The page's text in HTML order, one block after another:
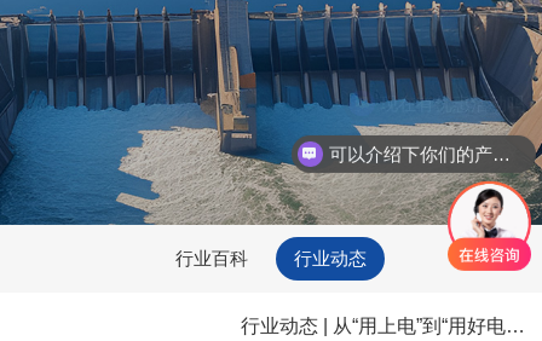
行业百科 行业动态
行业动态 | 从“用上电”到“用好电” 我国建成全球规模最大...
可以介绍下你们的产品么
现在有优惠活动吗